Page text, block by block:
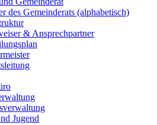
des Gemeinderats (alphabetisch)
& Ansprechpartner
Jugend